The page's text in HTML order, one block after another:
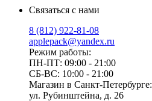
Связаться с нами
8 (812) 922-81-08
applepack@yandex.ru
Режим работы:
ПН-ПТ: 09:00 - 21:00
СБ-ВС: 10:00 - 21:00
Магазин в Санкт-Петербурге:
ул. Рубинштейна, д. 26